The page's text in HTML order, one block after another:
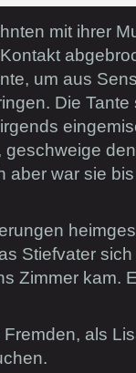
mit ihrer
um aus
Die
geschweige
aber war sie
Stiefvater
Zimmer kam.
als